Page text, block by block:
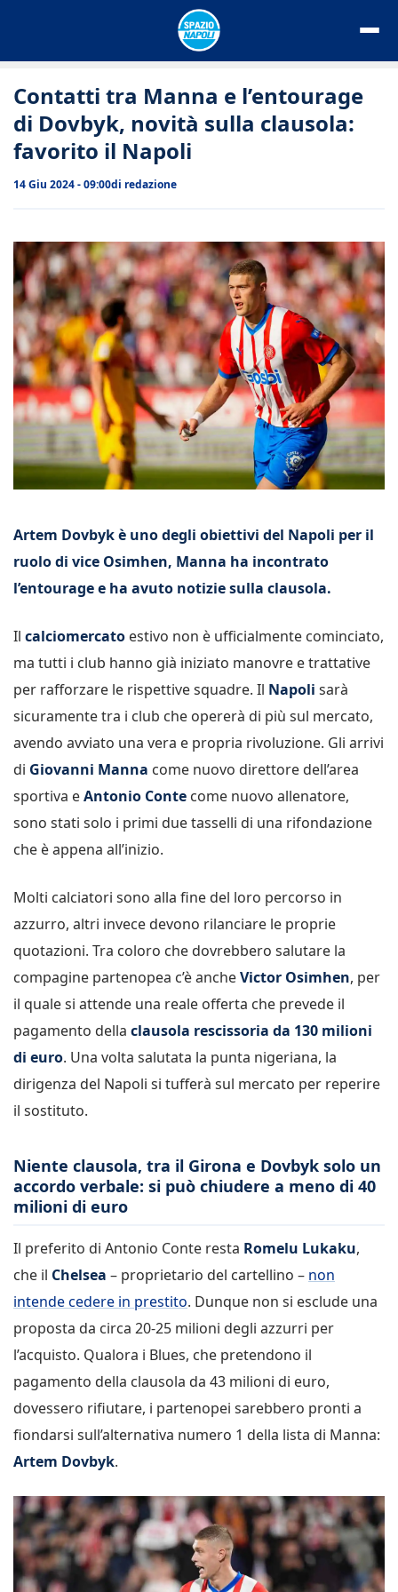
Contatti tra Manna e l’entourage
di Dovbyk, novità sulla clausola:
favorito il Napoli
14 Giu 2024 - 09:00di redazione
Artem Dovbyk è uno degli obiettivi del Napoli per il
ruolo di vice Osimhen, Manna ha incontrato
l’entourage e ha avuto notizie sulla clausola.
Il calciomercato estivo non è ufficialmente cominciato,
ma tutti i club hanno già iniziato manovre e trattative
per rafforzare le rispettive squadre. Il Napoli sarà
sicuramente tra i club che opererà di più sul mercato,
avendo avviato una vera e propria rivoluzione. Gli arrivi
di Giovanni Manna come nuovo direttore dell’area
sportiva eAntonio Conte come nuovo allenatore,
sono stati solo i primi due tasselli di una rifondazione
che è appena all’inizio.
Molti calciatori sono alla fine del loro percorso in
azzurro, altri invece devono rilanciare le proprie
quotazioni. Tra coloro che dovrebbero salutare la
compagine partenopea c’è ancheVictor Osimhen, per
il quale si attende una reale offerta che prevede il
pagamento della clausola rescissoria da 130 milioni
di euro. Una volta salutata la punta nigeriana, la
dirigenza del Napoli si tufferà sul mercato per reperire
il sostituto.
Niente clausola, tra il Girona e Dovbyk solo un
accordo verbale: si può chiudere a meno di 40
milioni di euro
Il preferito di Antonio Conte resta Romelu Lukaku,
che il Chelsea – proprietario del cartellino – non
intende cedere in prestito. Dunque non si esclude una
proposta da circa 20-25 milioni degli azzurri per
l’acquisto. Qualora i Blues, che pretendono il
pagamento della clausola da 43 milioni di euro,
dovessero rifiutare, i partenopei sarebbero pronti a
fiondarsi sull’alternativa numero 1 della lista di Manna:
Artem Dovbyk.